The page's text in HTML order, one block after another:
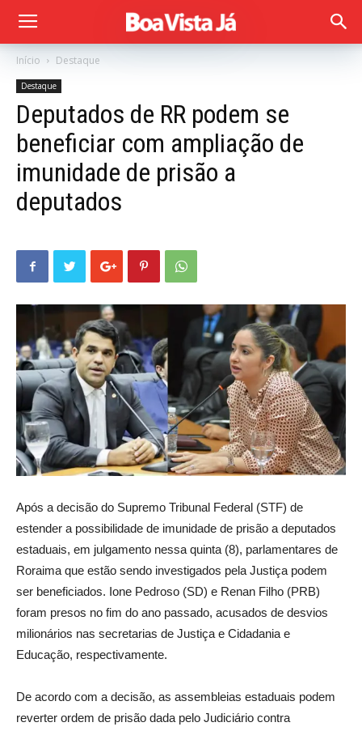
Início Destaque
Destaque
Deputados de RR podem se
beneficiar com ampliação de
imunidade de prisão a
deputados
Após a decisão do Supremo Tribunal Federal (STF) de
estender a possibilidade de imunidade de prisão a deputados
estaduais, em julgamento nessa quinta (8), parlamentares de
Roraima que estão sendo investigados pela Justiça podem
ser beneficiados. Ione Pedroso (SD) e Renan Filho (PRB)
foram presos no fim do ano passado, acusados de desvios
milionários nas secretarias de Justiça e Cidadania e
Educação, respectivamente.
De acordo com a decisão, as assembleias estaduais podem
reverter ordem de prisão dada pelo Judiciário contra